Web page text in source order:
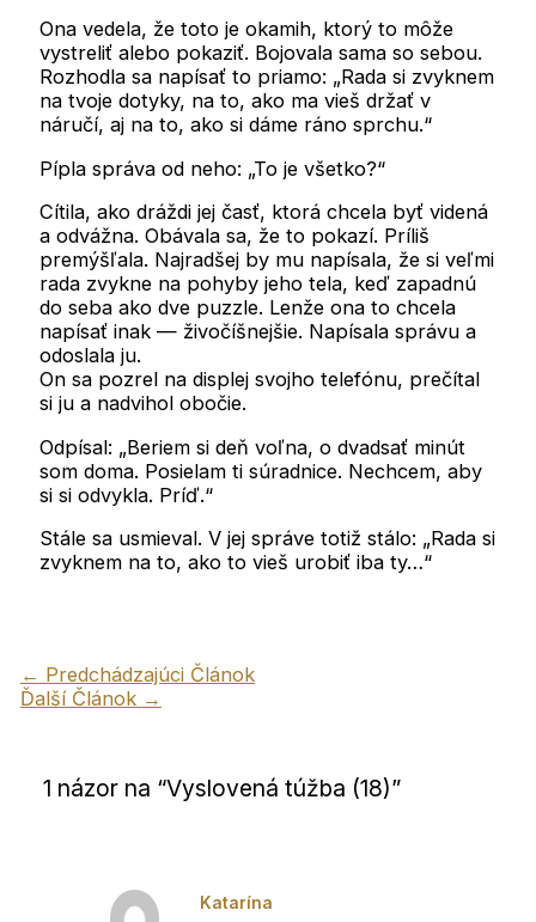
Ona vedela, že toto je okamih, ktorý to môže
vystreliť alebo pokaziť. Bojovala sama so sebou.
Rozhodla sa napísať to priamo: „Rada si zvyknem
na tvoje dotyky, na to, ako ma vieš držať v
náručí, aj na to, ako si dáme ráno sprchu.“
Pípla správa od neho: „To je všetko?“
Cítila, ako dráždi jej časť, ktorá chcela byť videná
a odvážna. Obávala sa, že to pokazí. Príliš
premýšľala. Najradšej by mu napísala, že si veľmi
rada zvykne na pohyby jeho tela, keď zapadnú
do seba ako dve puzzle. Lenže ona to chcela
napísať inak — živočíšnejšie. Napísala správu a
odoslala ju.
On sa pozrel na displej svojho telefónu, prečítal
si ju a nadvihol obočie.
Odpísal: „Beriem si deň voľna, o dvadsať minút
som doma. Posielam ti súradnice. Nechcem, aby
si si odvykla. Príď.“
Stále sa usmieval. V jej správe totiž stálo: „Rada si
zvyknem na to, ako to vieš urobiť iba ty…“
← Predchádzajúci Článok
Ďalší Článok →
1 názor na “Vyslovená túžba (18)”
Katarína